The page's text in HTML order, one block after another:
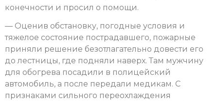
конечности и просил о помощи.
— Оценив обстановку, погодные условия и
тяжелое состояние пострадавшего, пожарные
приняли решение безотлагательно довести его
до лестницы, где подняли наверх. Там мужчину
для обогрева посадили в полицейский
автомобиль, а после передали медикам. С
признаками сильного переохлаждения